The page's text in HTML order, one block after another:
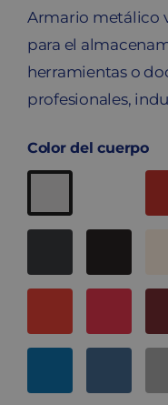
Armario metálico
para el
herramientas o
profesionales,
Color del cuerpo